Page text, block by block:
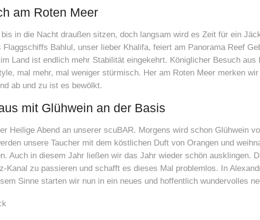
am Roten Meer
in die Nacht draußen sitzen, doch langsam wird es Zeit für ein
Bahlul, unser lieber Khalifa, feiert am Panorama Reef
Land ist endlich mehr Stabilität eingekehrt. Königlicher Besuch
mal mehr, mal weniger stürmisch. Her am Roten Meer merken
ab und zu ist es bewölkt.
mit Glühwein an der Basis
Heilige Abend an unserer scuBAR. Morgens wird schon Glühwein
unsere Taucher mit dem köstlichen Duft von Orangen und
Auch in diesem Jahr ließen wir das Jahr wieder schön ausklingen.
Kanal zu passieren und schafft es dieses Mal problemlos. In
Sinne starten wir nun in ein neues und hoffentlich wundervolles